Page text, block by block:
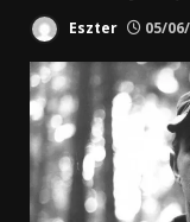
Eszter 05/